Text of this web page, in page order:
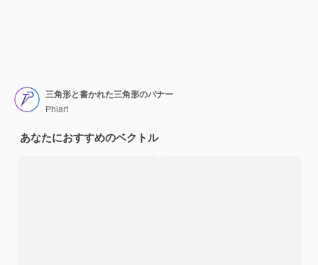
三角形と書かれた三角形のバナー
Phiart
あなたにおすすめのベクトル